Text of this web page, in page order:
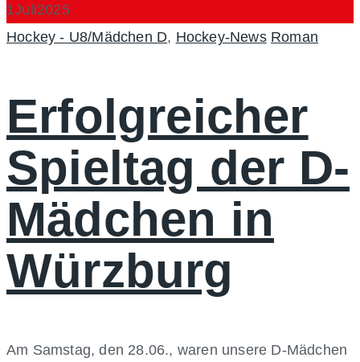
1Juli2025
Categories
Hockey - U8/Mädchen D, Hockey-News Author
Roman
Erfolgreicher
Spieltag der D-
Mädchen in
Würzburg
Am Samstag, den 28.06., waren unsere D-Mädchen